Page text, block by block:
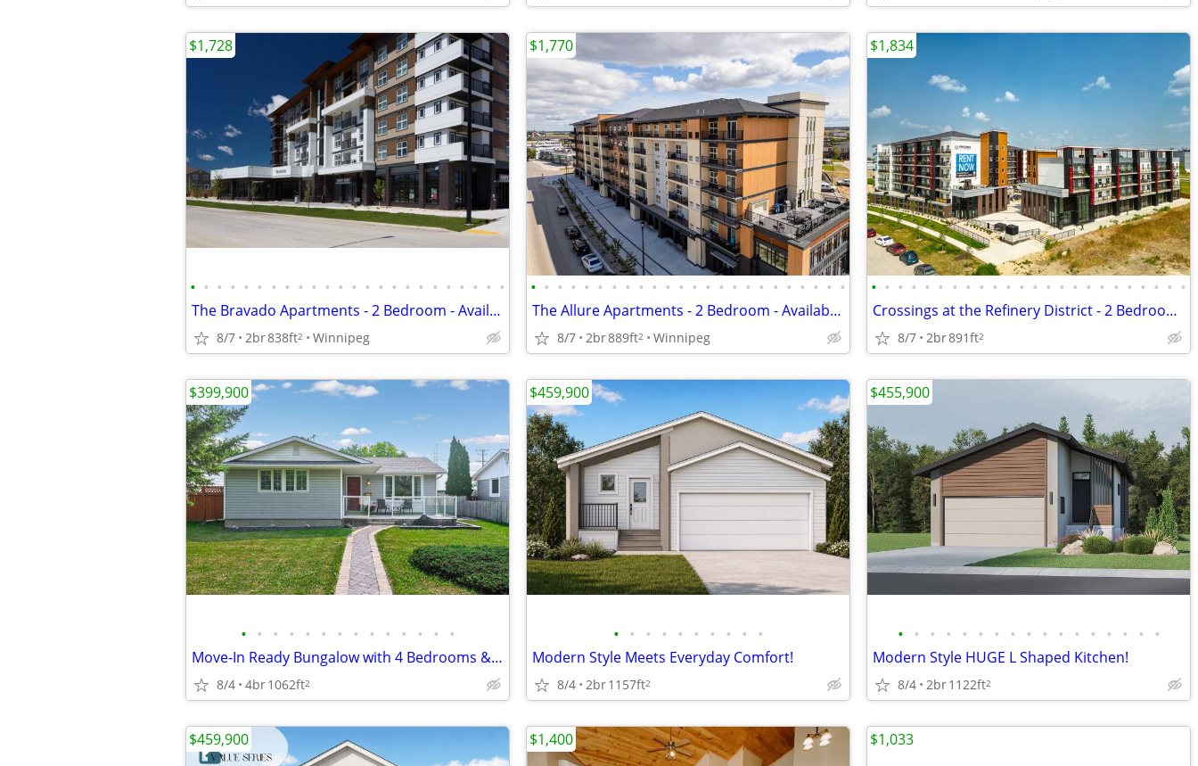
• • • • • • • • • • • • • • • • • • • • • • • •
The Bravado Apartments - 2 Bedroom - Available Now
8/7 2br838ft2 Winnipeg
$1,728
• • • • • • • • • • • • • • • • • • • • • • • •
The Allure Apartments - 2 Bedroom - Available Now
8/7 2br889ft2 Winnipeg
$1,770
• • • • • • • • • • • • • • • • • • • • • • • •
Crossings at the Refinery District - 2 Bedroom - Available Now
8/7 2br891ft2
$1,834
• • • • • • • • • • • • • •
Move-In Ready Bungalow with 4 Bedrooms & Lovely Low Maintenance Backya
8/4 4br1062ft2
$399,900
• • • • • • • • • •
Modern Style Meets Everyday Comfort!
8/4 2br1157ft2
$459,900
• • • • • • • • • • • • • • • • •
Modern Style HUGE L Shaped Kitchen!
8/4 2br1122ft2
$455,900
$459,900 $1,400 $1,033